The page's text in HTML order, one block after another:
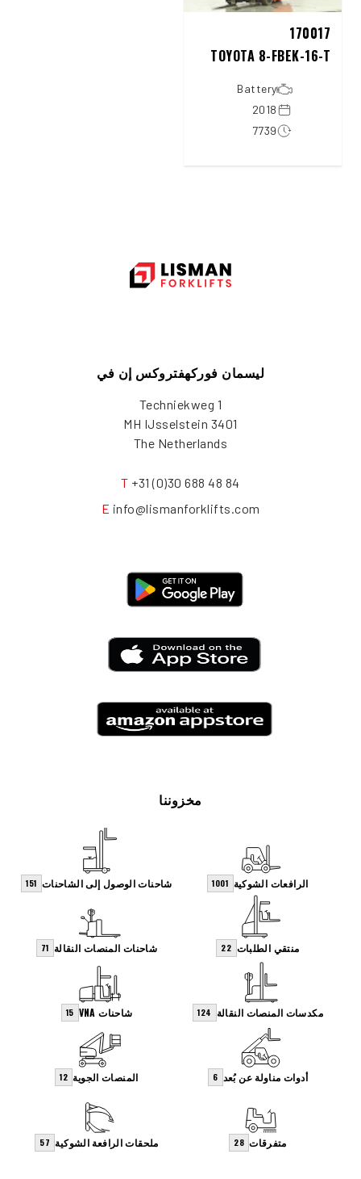
170017
TOYOTA 8-FBEK-16-T
Battery
2018
7739
ليسمان فوركهفتروكس إن في
Techniekweg 1
3401 MH IJsselstein
The Netherlands
T +31 (0)30 688 48 84
E info@lismanforklifts.com
مخزوننا
الرافعات الشوكية 1001 شاحنات الوصول إلى الشاحنات 151
منتقي الطلبات 22 شاحنات المنصات النقالة 71
مكدسات المنصات النقالة 124 شاحنات VNA 15
أدوات مناولة عن بُعد 6 المنصات الجوية 12
متفرقات 28 ملحقات الرافعة الشوكية 57